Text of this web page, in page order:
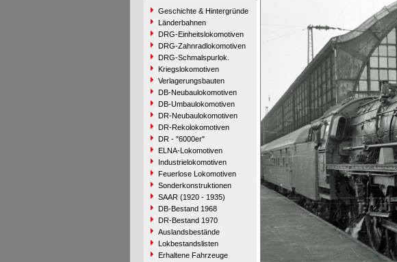
Geschichte & Hintergründe
Länderbahnen
DRG-Einheitslokomotiven
DRG-Zahnradlokomotiven
DRG-Schmalspurlok.
Kriegslokomotiven
Verlagerungsbauten
DB-Neubaulokomotiven
DB-Umbaulokomotiven
DR-Neubaulokomotiven
DR-Rekolokomotiven
DR - "6000er"
ELNA-Lokomotiven
Industrielokomotiven
Feuerlose Lokomotiven
Sonderkonstruktionen
SAAR (1920 - 1935)
DB-Bestand 1968
DR-Bestand 1970
Auslandsbestände
Lokbestandslisten
Erhaltene Fahrzeuge